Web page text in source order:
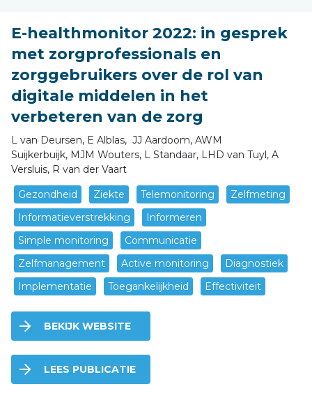
E-healthmonitor 2022: in gesprek
met zorgprofessionals en
zorggebruikers over de rol van
digitale middelen in het
verbeteren van de zorg
L van Deursen, E Alblas, JJ Aardoom, AWM
Suijkerbuijk, MJM Wouters, L Standaar, LHD van Tuyl, A
Versluis, R van der Vaart
Gezondheid
Ziekte Telemonitoring
Zelfmeting
Informatieverstrekking
Informeren
Simple monitoring
Communicatie
Zelfmanagement
Active monitoring
Diagnostiek
Implementatie
Toegankelijkheid Effectiviteit
BEKIJK WEBSITE
LEES PUBLICATIE